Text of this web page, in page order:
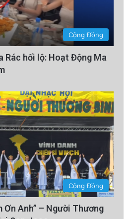
Cộng Đồng
Rác hối lộ: Hoạt Động Ma
Cộng Đồng
Ơn Anh” – Người Thương